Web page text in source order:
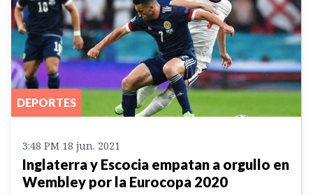
DEPORTES
3:48 PM 18 jun. 2021
Inglaterra y Escocia empatan a orgullo en
Wembley por la Eurocopa 2020